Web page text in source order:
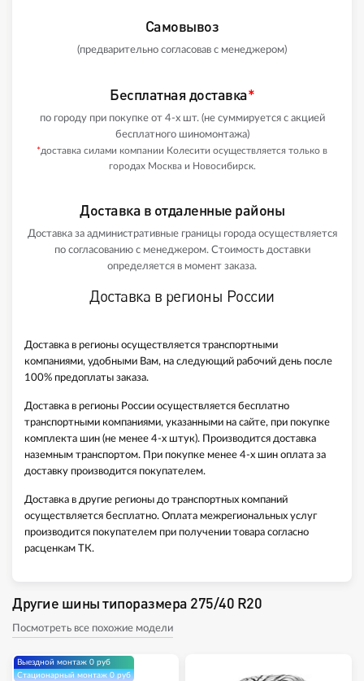
Самовывоз
(предварительно согласовав с менеджером)
Бесплатная доставка*
по городу при покупке от 4-х шт. (не суммируется с акцией
бесплатного шиномонтажа)
*доставка силами компании Колесити осуществляется только в
городах Москва и Новосибирск.
Доставка в отдаленные районы
Доставка за административные границы города осуществляется
по согласованию с менеджером. Стоимость доставки
определяется в момент заказа.
Доставка в регионы России
Доставка в регионы осуществляется транспортными
компаниями, удобными Вам, на следующий рабочий день после
100% предоплаты заказа.
Доставка в регионы России осуществляется бесплатно
транспортными компаниями, указанными на сайте, при покупке
комплекта шин (не менее 4-х штук). Производится доставка
наземным транспортом. При покупке менее 4-х шин оплата за
доставку производится покупателем.
Доставка в другие регионы до транспортных компаний
осуществляется бесплатно. Оплата межрегиональных услуг
производится покупателем при получении товара согласно
расценкам ТК.
Другие шины типоразмера 275/40 R20
Посмотреть все похожие модели
Выездной монтаж 0 руб
Стационарный монтаж 0 руб